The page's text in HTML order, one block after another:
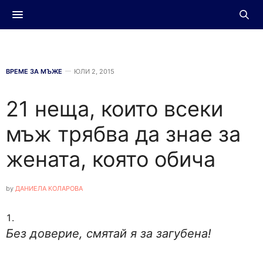
ВРЕМЕ ЗА МЪЖЕ ЮЛИ 2, 2015
21 неща, които всеки
мъж трябва да знае за
жената, която обича
by ДАНИЕЛА КОЛАРОВА
Без доверие, смятай я за загубена!